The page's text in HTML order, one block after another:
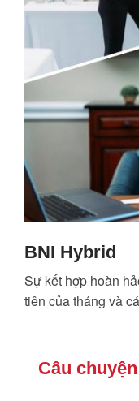
BNI Hybrid
Sự kết hợp hoàn
tiên của tháng và
Câu